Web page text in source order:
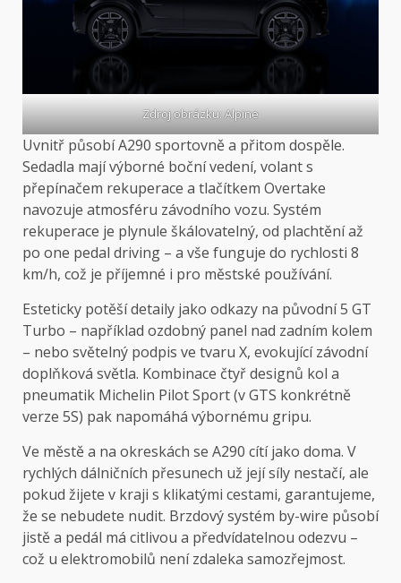
Zdroj obrázku: Alpine
Uvnitř působí A290 sportovně a přitom dospěle.
Sedadla mají výborné boční vedení, volant s
přepínačem rekuperace a tlačítkem Overtake
navozuje atmosféru závodního vozu. Systém
rekuperace je plynule škálovatelný, od plachtění až
po one pedal driving – a vše funguje do rychlosti 8
km/h, což je příjemné i pro městské používání.
Esteticky potěší detaily jako odkazy na původní 5 GT
Turbo – například ozdobný panel nad zadním kolem
– nebo světelný podpis ve tvaru X, evokující závodní
doplňková světla. Kombinace čtyř designů kol a
pneumatik Michelin Pilot Sport (v GTS konkrétně
verze 5S) pak napomáhá výbornému gripu.
Ve městě a na okreskách se A290 cítí jako doma. V
rychlých dálničních přesunech už její síly nestačí, ale
pokud žijete v kraji s klikatými cestami, garantujeme,
že se nebudete nudit. Brzdový systém by-wire působí
jistě a pedál má citlivou a předvídatelnou odezvu –
což u elektromobilů není zdaleka samozřejmost.